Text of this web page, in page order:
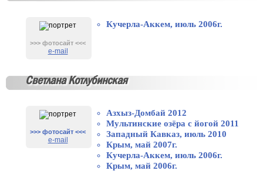
>>> фотосайт <<<
e-mail
Кучерла-Аккем, июль 2006г.
Светлана Котлубинская
>>> фотосайт <<<
e-mail
Азхыз-Домбай 2012
Мультинские озёра с йогой 2011
Западный Кавказ, июль 2010
Крым, май 2007г.
Кучерла-Аккем, июль 2006г.
Крым, май 2006г.